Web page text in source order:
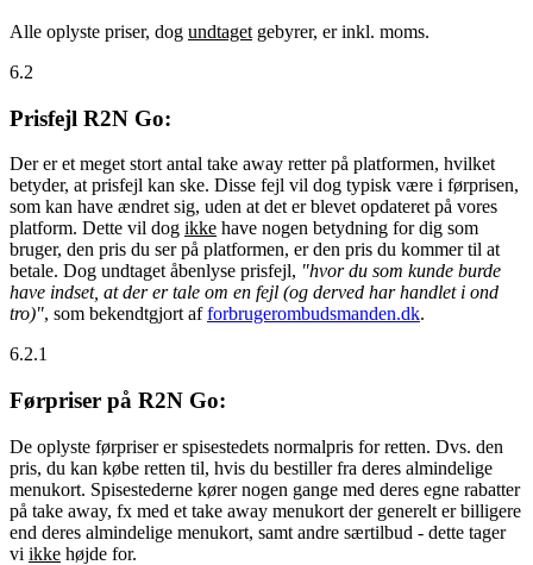
Alle oplyste priser, dog undtaget gebyrer, er inkl. moms.
6.2
Prisfejl R2N Go:
Der er et meget stort antal take away retter på platformen, hvilket
betyder, at prisfejl kan ske. Disse fejl vil dog typisk være i førprisen,
som kan have ændret sig, uden at det er blevet opdateret på vores
platform. Dette vil dog ikke have nogen betydning for dig som
bruger, den pris du ser på platformen, er den pris du kommer til at
betale. Dog undtaget åbenlyse prisfejl, "hvor du som kunde burde
have indset, at der er tale om en fejl (og derved har handlet i ond
tro)", som bekendtgjort afforbrugerombudsmanden.dk.
6.2.1
Førpriser på R2N Go:
De oplyste førpriser er spisestedets normalpris for retten. Dvs. den
pris, du kan købe retten til, hvis du bestiller fra deres almindelige
menukort. Spisestederne kører nogen gange med deres egne rabatter
på take away, fx med et take away menukort der generelt er billigere
end deres almindelige menukort, samt andre særtilbud - dette tager
vi ikke højde for.